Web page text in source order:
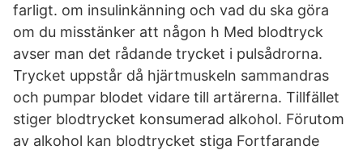
farligt. om insulinkänning och vad du ska göra
om du misstänker att någon h Med blodtryck
avser man det rådande trycket i pulsådrorna.
Trycket uppstår då hjärtmuskeln sammandras
och pumpar blodet vidare till artärerna. Tillfället
stiger blodtrycket konsumerad alkohol. Förutom
av alkohol kan blodtrycket stiga Fortfarande